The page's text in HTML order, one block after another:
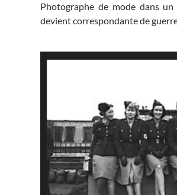
Photographe de mode dans
devient correspondante de